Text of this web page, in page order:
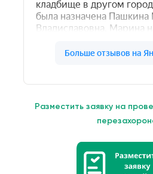
Разместить заявку на